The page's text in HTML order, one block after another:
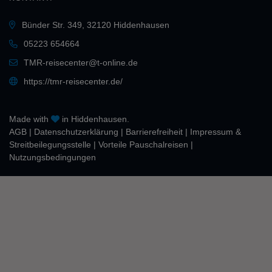
Bünder Str. 349, 32120 Hiddenhausen
05223 654664
TMR-reisecenter@t-online.de
https://tmr-reisecenter.de/
Made with
in Hiddenhausen.
AGB | Daten­schutz­erklärung | Barrierefreiheit | Impressum &
Streitbeilegungsstelle | Vorteile Pauschalreisen |
Nutzungsbedingungen